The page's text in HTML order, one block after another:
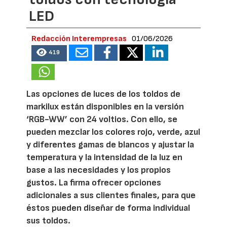
LED
Redacción Interempresas 01/06/2026
419
Las opciones de luces de los toldos de
markilux están disponibles en la versión
‘RGB-WW’ con 24 voltios. Con ello, se
pueden mezclar los colores rojo, verde, azul
y diferentes gamas de blancos y ajustar la
temperatura y la intensidad de la luz en
base a las necesidades y los propios
gustos. La firma ofrecer opciones
adicionales a sus clientes finales, para que
éstos pueden diseñar de forma individual
sus toldos.